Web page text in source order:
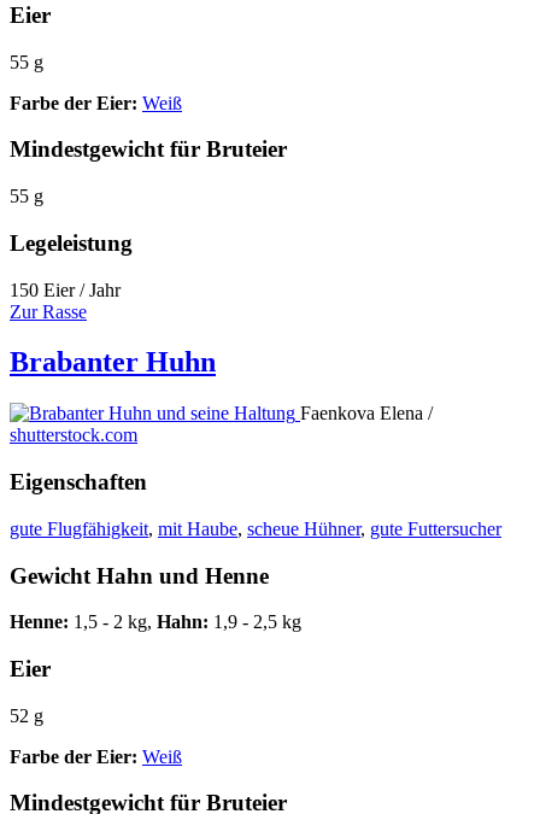
Eier
55 g
Farbe der Eier: Weiß
Mindestgewicht für Bruteier
55 g
Legeleistung
150 Eier / Jahr
Zur Rasse
Brabanter Huhn
Faenkova Elena /
shutterstock.com
Eigenschaften
gute Flugfähigkeit, mit Haube, scheue Hühner, gute Futtersucher
Gewicht Hahn und Henne
Henne: 1,5 - 2 kg, Hahn: 1,9 - 2,5 kg
Eier
52 g
Farbe der Eier: Weiß
Mindestgewicht für Bruteier